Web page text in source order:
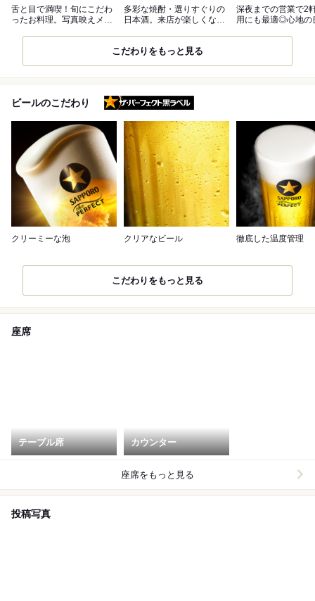
舌と目で満喫！旬にこだわ
ったお料理。写真映えメニ
多彩な焼酎・選りすぐりの
日本酒。来店が楽しくなる
深夜までの営業で2
用にも最適◎心地の
こだわりをもっと見る
ビールのこだわり
クリーミーな泡 クリアなビール 徹底した温度管理
こだわりをもっと見る
座席
テーブル席 カウンター
座席をもっと見る
投稿写真